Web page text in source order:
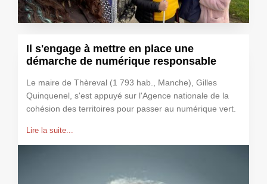
Il s'engage à mettre en place une
démarche de numérique responsable
Le maire de Thèreval (1 793 hab., Manche), Gilles
Quinquenel, s'est appuyé sur l'Agence nationale de la
cohésion des territoires pour passer au numérique vert.
Lire la suite...